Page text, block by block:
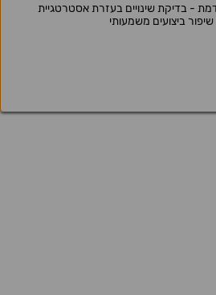
- בדיקת שינויים בעזרת אסטרטגיית